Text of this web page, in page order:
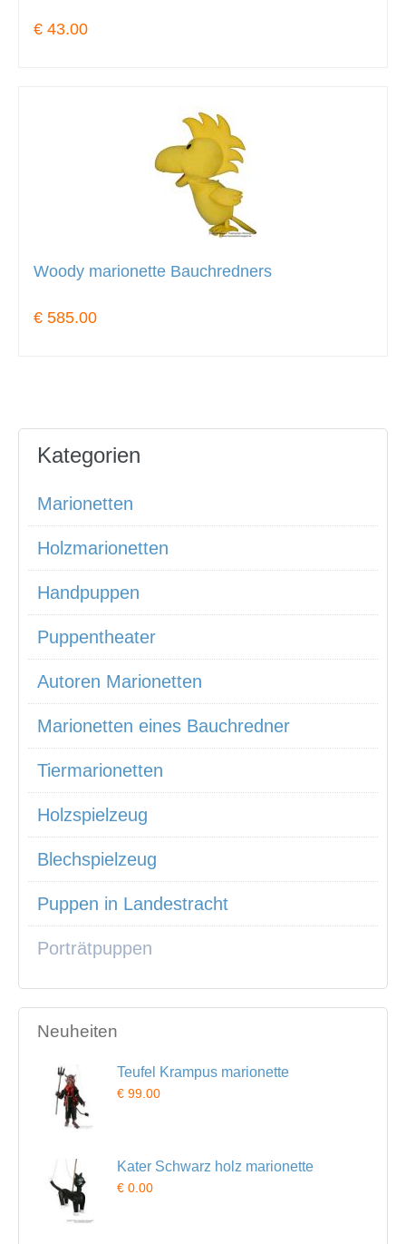
€ 43.00
Woody marionette Bauchredners
€ 585.00
Kategorien
Marionetten
Holzmarionetten
Handpuppen
Puppentheater
Autoren Marionetten
Marionetten eines Bauchredner
Tiermarionetten
Holzspielzeug
Blechspielzeug
Puppen in Landestracht
Porträtpuppen
Neuheiten
Teufel Krampus marionette
€ 99.00
Kater Schwarz holz marionette
€ 0.00